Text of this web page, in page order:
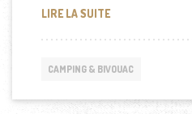
LIRE LA SUITEACCESSOIRES
CAMPING & BIVOUAC